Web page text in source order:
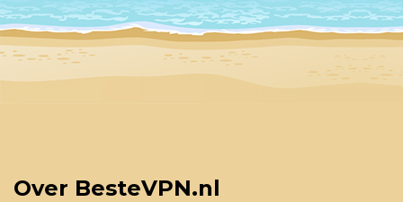
Over BesteVPN.nl